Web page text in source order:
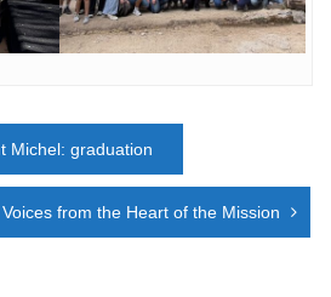
Michel: graduation
from the Heart of the Mission